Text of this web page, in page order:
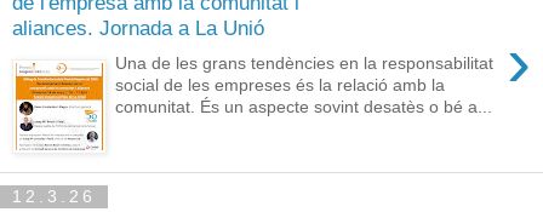
aliances. Jornada a La Unió
›
Una de les grans tendències en la responsabilitat
social de les empreses és la relació amb la
comunitat. És un aspecte sovint desatès o bé a...
12.3.26